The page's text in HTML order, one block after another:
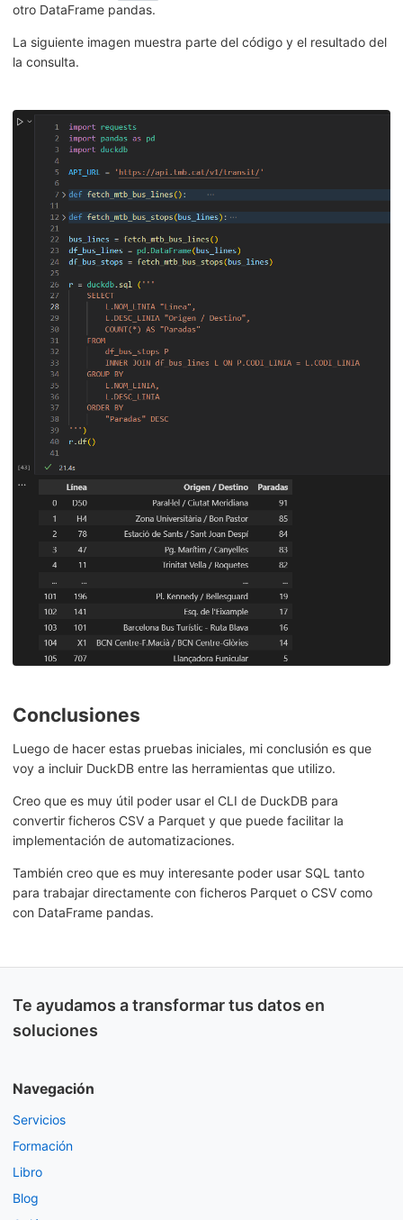
otro DataFrame pandas.
La siguiente imagen muestra parte del código y el resultado del
la consulta.
Conclusiones
Luego de hacer estas pruebas iniciales, mi conclusión es que
voy a incluir DuckDB entre las herramientas que utilizo.
Creo que es muy útil poder usar el CLI de DuckDB para
convertir ficheros CSV a Parquet y que puede facilitar la
implementación de automatizaciones.
También creo que es muy interesante poder usar SQL tanto
para trabajar directamente con ficheros Parquet o CSV como
con DataFrame pandas.
Te ayudamos a transformar tus datos en
soluciones
Navegación
Servicios
Formación
Libro
Blog